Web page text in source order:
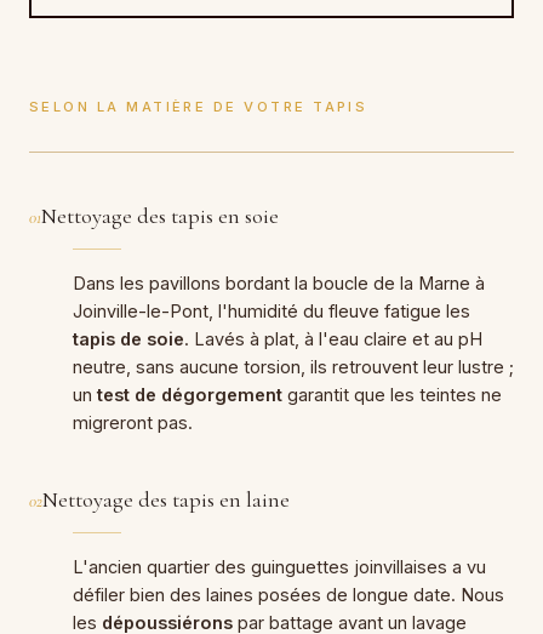
SELON LA MATIÈRE DE VOTRE TAPIS
01Nettoyage des tapis en soie
Dans les pavillons bordant la boucle de la Marne à
Joinville-le-Pont, l'humidité du fleuve fatigue les
tapis de soie. Lavés à plat, à l'eau claire et au pH
neutre, sans aucune torsion, ils retrouvent leur lustre ;
untest de dégorgement garantit que les teintes ne
migreront pas.
02Nettoyage des tapis en laine
L'ancien quartier des guinguettes joinvillaises a vu
défiler bien des laines posées de longue date. Nous
les dépoussiérons par battage avant un lavage